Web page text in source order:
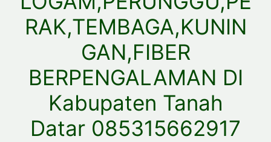
RAK,TEMBAGA,KUNIN
GAN,FIBER
BERPENGALAMAN DI
Kabupaten Tanah
Datar 085315662917